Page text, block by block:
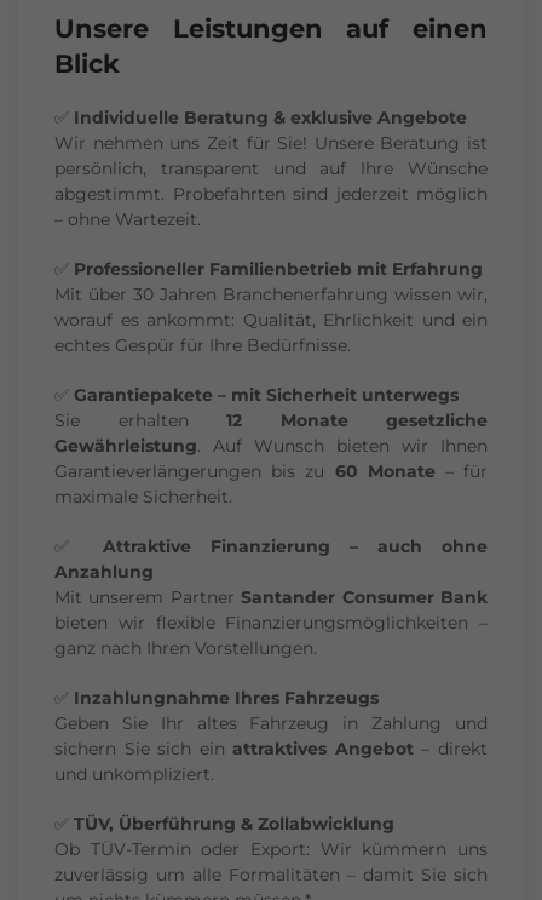
Unsere Leistungen auf einen
Blick
✅ Individuelle Beratung & exklusive Angebote
Wir nehmen uns Zeit für Sie! Unsere Beratung ist
persönlich, transparent und auf Ihre Wünsche
abgestimmt. Probefahrten sind jederzeit möglich
– ohne Wartezeit.
✅ Professioneller Familienbetrieb mit Erfahrung
Mit über 30 Jahren Branchenerfahrung wissen wir,
worauf es ankommt: Qualität, Ehrlichkeit und ein
echtes Gespür für Ihre Bedürfnisse.
✅ Garantiepakete – mit Sicherheit unterwegs
Sie erhalten 12 Monate gesetzliche
Gewährleistung. Auf Wunsch bieten wir Ihnen
Garantieverlängerungen bis zu 60 Monate – für
maximale Sicherheit.
✅ Attraktive Finanzierung – auch ohne
Anzahlung
Mit unserem Partner Santander Consumer Bank
bieten wir flexible Finanzierungsmöglichkeiten –
ganz nach Ihren Vorstellungen.
✅ Inzahlungnahme Ihres Fahrzeugs
Geben Sie Ihr altes Fahrzeug in Zahlung und
sichern Sie sich einattraktives Angebot– direkt
und unkompliziert.
✅ TÜV, Überführung & Zollabwicklung
Ob TÜV-Termin oder Export: Wir kümmern uns
zuverlässig um alle Formalitäten – damit Sie sich